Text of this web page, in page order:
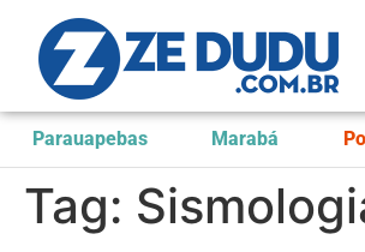
Parauapebas Marabá
Tag: